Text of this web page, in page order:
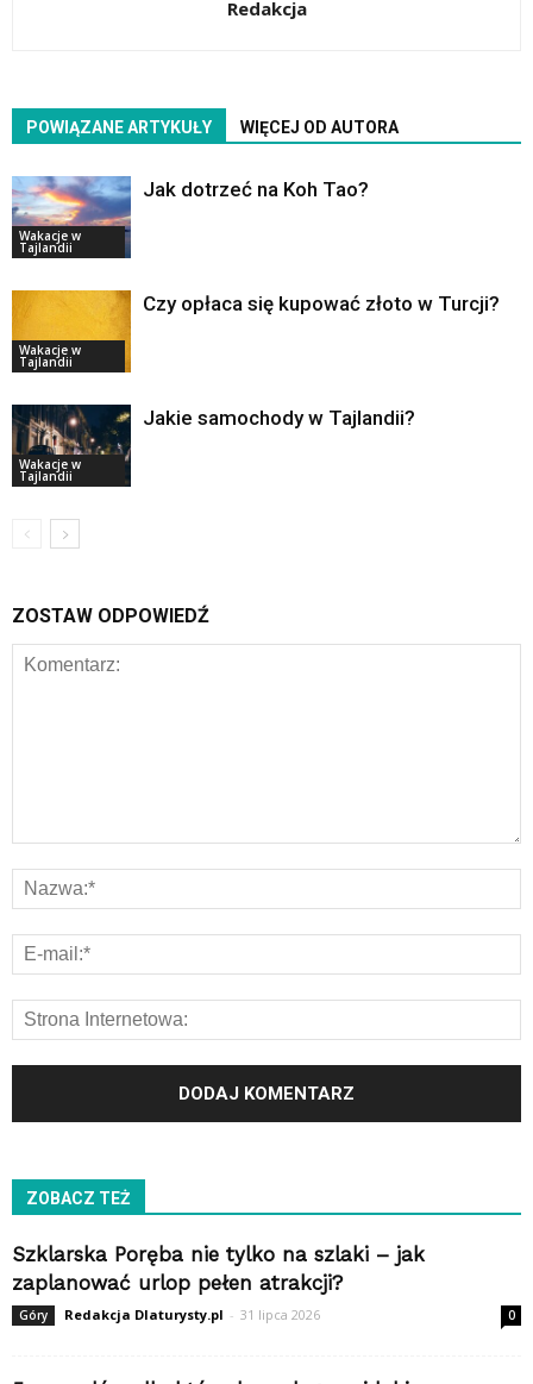
Redakcja
POWIĄZANE ARTYKUŁY WIĘCEJ OD AUTORA
Wakacje w
Tajlandii
Jak dotrzeć na Koh Tao?
Wakacje w
Tajlandii
Czy opłaca się kupować złoto w Turcji?
Wakacje w
Tajlandii
Jakie samochody w Tajlandii?
ZOSTAW ODPOWIEDŹ
ZOBACZ TEŻ
Szklarska Poręba nie tylko na szlaki – jak
zaplanować urlop pełen atrakcji?
Góry Redakcja Dlaturysty.pl - 31 lipca 2026 0